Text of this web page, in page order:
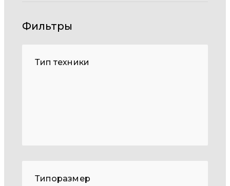
Фильтры
Тип техники
Типоразмер